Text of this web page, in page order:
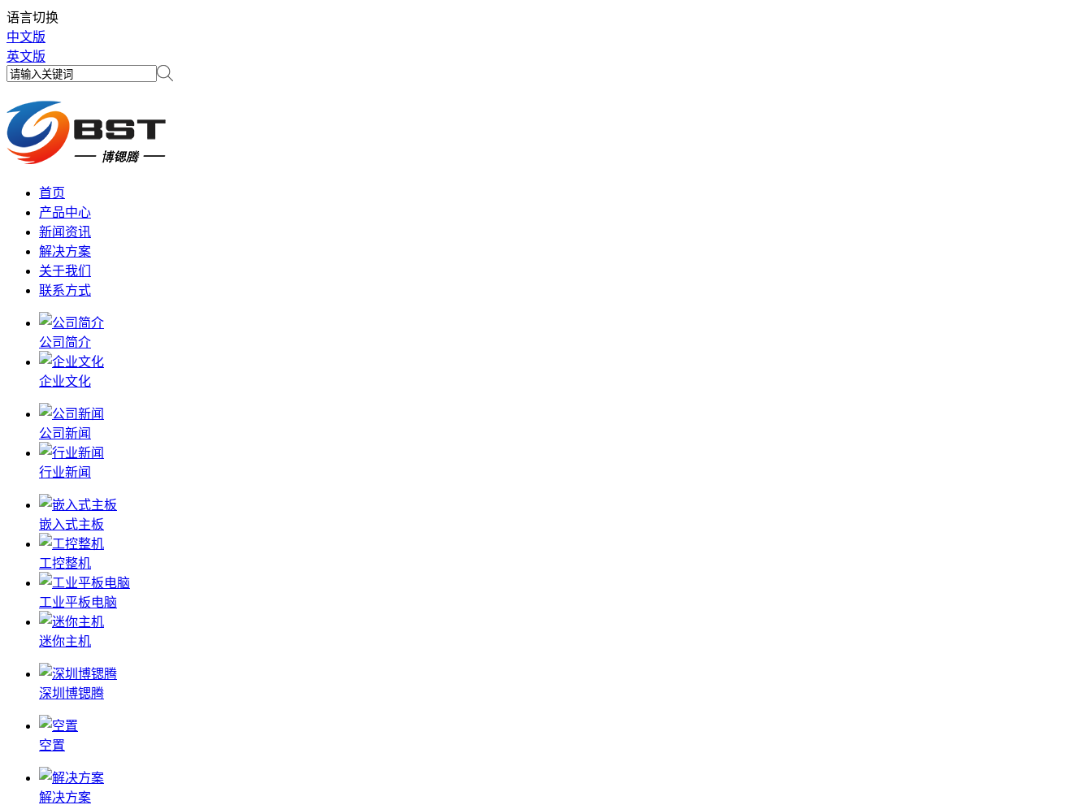
语言切换
中文版
英文版
首页
产品中心
新闻资讯
解决方案
关于我们
联系方式
公司简介
企业文化
公司新闻
行业新闻
嵌入式主板
工控整机
工业平板电脑
迷你主机
深圳博锶腾
空置
解决方案